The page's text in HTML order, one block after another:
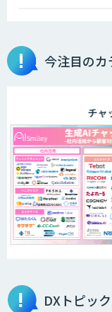
今注目のカ
チャットボ
DXトピッ